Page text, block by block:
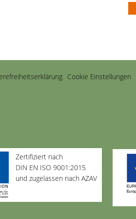
Cookie Einstellungen
Zertifiziert nach
DIN EN ISO 9001:2015
und zugelassen nach AZAV